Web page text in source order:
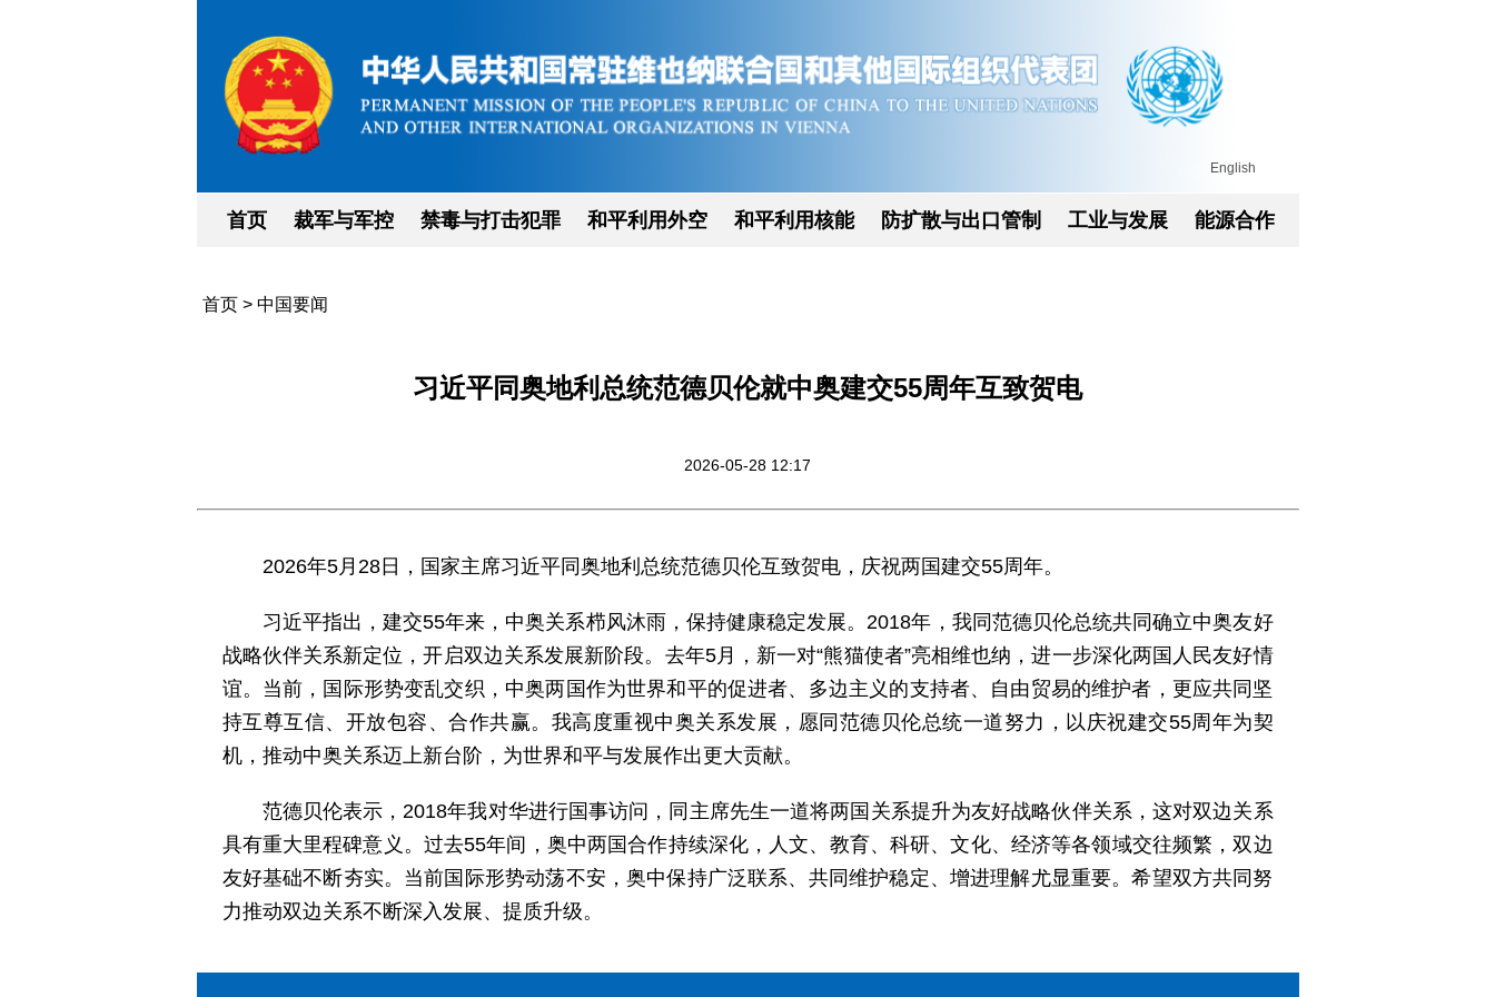
English
首页 裁军与军控 禁毒与打击犯罪 和平利用外空 和平利用核能 防扩散与出口管制 工业与发展 能源合作
首页> 中国要闻
习近平同奥地利总统范德贝伦就中奥建交55周年互致贺电
2026-05-28 12:17
2026年5月28日，国家主席习近平同奥地利总统范德贝伦互致贺电，庆祝两国建交55周年。
习近平指出，建交55年来，中奥关系栉风沐雨，保持健康稳定发展。2018年，我同范德贝伦总统共同确立中奥友好
战略伙伴关系新定位，开启双边关系发展新阶段。去年5月，新一对“熊猫使者”亮相维也纳，进一步深化两国人民友好情
谊。当前，国际形势变乱交织，中奥两国作为世界和平的促进者、多边主义的支持者、自由贸易的维护者，更应共同坚
持互尊互信、开放包容、合作共赢。我高度重视中奥关系发展，愿同范德贝伦总统一道努力，以庆祝建交55周年为契
机，推动中奥关系迈上新台阶，为世界和平与发展作出更大贡献。
范德贝伦表示，2018年我对华进行国事访问，同主席先生一道将两国关系提升为友好战略伙伴关系，这对双边关系
具有重大里程碑意义。过去55年间，奥中两国合作持续深化，人文、教育、科研、文化、经济等各领域交往频繁，双边
友好基础不断夯实。当前国际形势动荡不安，奥中保持广泛联系、共同维护稳定、增进理解尤显重要。希望双方共同努
力推动双边关系不断深入发展、提质升级。